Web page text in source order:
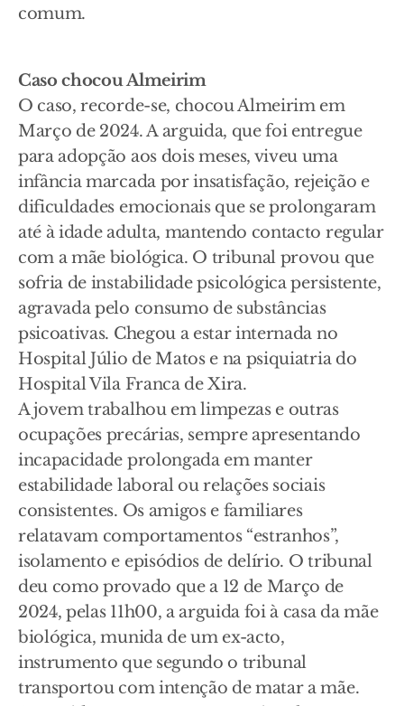
comum.
Caso chocou Almeirim
O caso, recorde-se, chocou Almeirim em
Março de 2024. A arguida, que foi entregue
para adopção aos dois meses, viveu uma
infância marcada por insatisfação, rejeição e
dificuldades emocionais que se prolongaram
até à idade adulta, mantendo contacto regular
com a mãe biológica. O tribunal provou que
sofria de instabilidade psicológica persistente,
agravada pelo consumo de substâncias
psicoativas. Chegou a estar internada no
Hospital Júlio de Matos e na psiquiatria do
Hospital Vila Franca de Xira.
A jovem trabalhou em limpezas e outras
ocupações precárias, sempre apresentando
incapacidade prolongada em manter
estabilidade laboral ou relações sociais
consistentes. Os amigos e familiares
relatavam comportamentos “estranhos”,
isolamento e episódios de delírio. O tribunal
deu como provado que a 12 de Março de
2024, pelas 11h00, a arguida foi à casa da mãe
biológica, munida de um ex-acto,
instrumento que segundo o tribunal
transportou com intenção de matar a mãe.